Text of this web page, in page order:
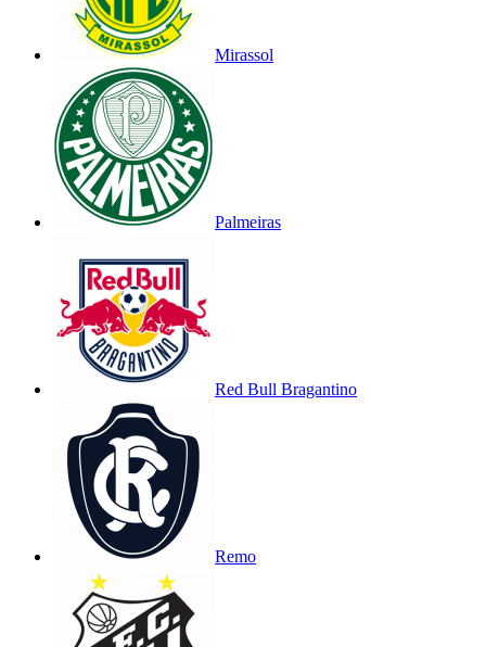
Mirassol
Palmeiras
Red Bull Bragantino
Remo